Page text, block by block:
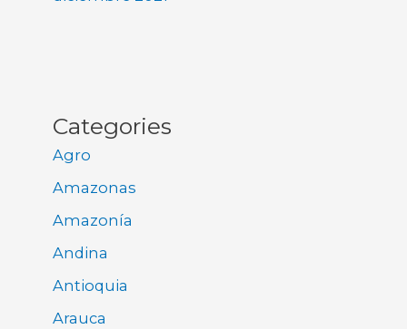
Categories
Agro
Amazonas
Amazonía
Andina
Antioquia
Arauca